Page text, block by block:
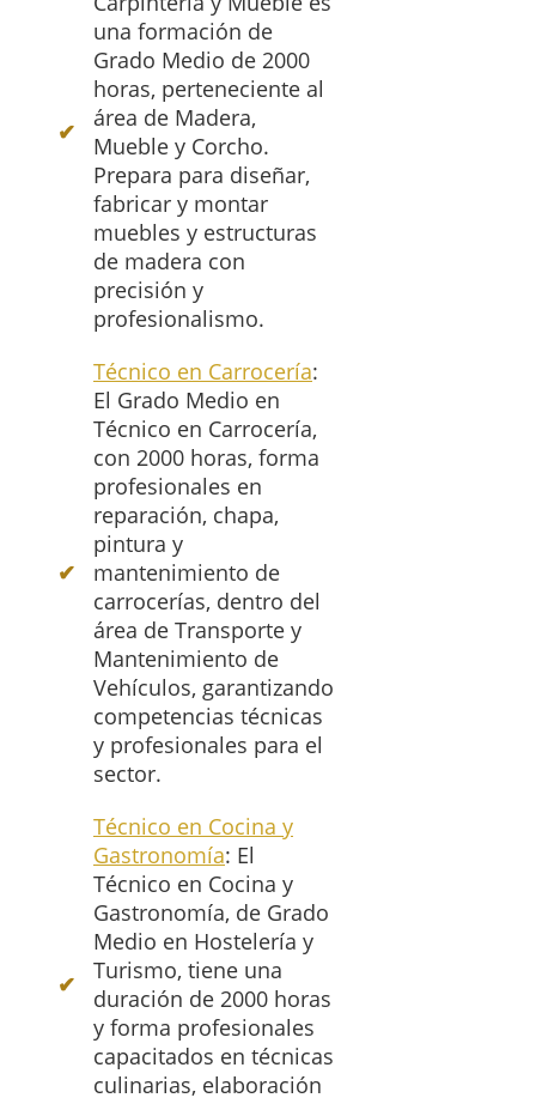
una formación de
Grado Medio de 2000
horas, perteneciente al
área de Madera,
Mueble y Corcho.
Prepara para diseñar,
fabricar y montar
muebles y estructuras
de madera con
precisión y
profesionalismo.
Técnico en Carrocería:
El Grado Medio en
Técnico en Carrocería,
con 2000 horas, forma
profesionales en
reparación, chapa,
pintura y
mantenimiento de
carrocerías, dentro del
área de Transporte y
Mantenimiento de
Vehículos, garantizando
competencias técnicas
y profesionales para el
sector.
Técnico en Cocina y
Gastronomía: El
Técnico en Cocina y
Gastronomía, de Grado
Medio en Hostelería y
Turismo, tiene una
duración de 2000 horas
y forma profesionales
capacitados en técnicas
culinarias, elaboración